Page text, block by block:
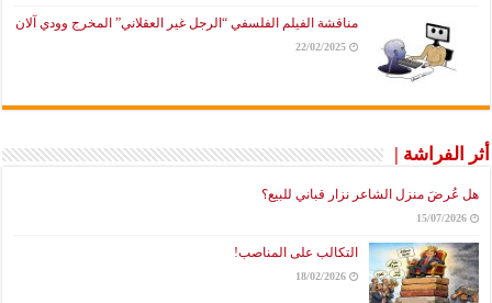
مناقشة الفيلم الفلسفي “الرجل غير العقلاني” المخرج وودي آلان
22/02/2025
أثر الفراشة |
هل عُرضَ منزل الشاعر نزار قباني للبيع؟
15/07/2026
التكالب على المناصب!
18/02/2026